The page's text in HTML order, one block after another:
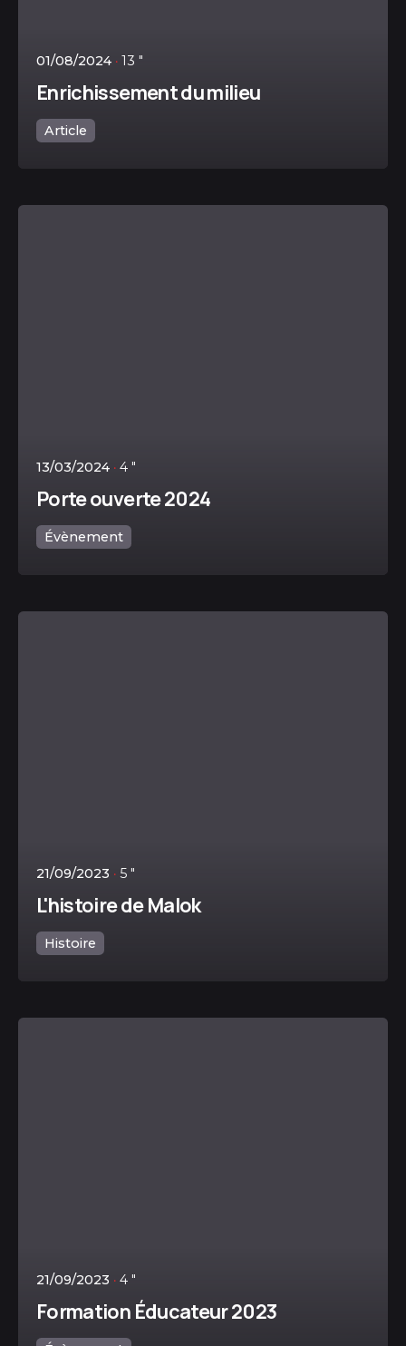
01/08/2024 13 "
Enrichissement du milieu
Article
13/03/2024 4 "
Porte ouverte 2024
Évènement
21/09/2023 5 "
L'histoire de Malok
Histoire
21/09/2023 4 "
Formation Éducateur 2023